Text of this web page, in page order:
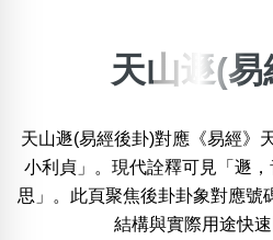
位置:
一 三 四 五
天山遯(易
天山遯(易經後卦)對應《易經》
小利貞」。現代詮釋可見「遯
思」。此頁聚焦後卦卦象對應號
結構與實際用途快速